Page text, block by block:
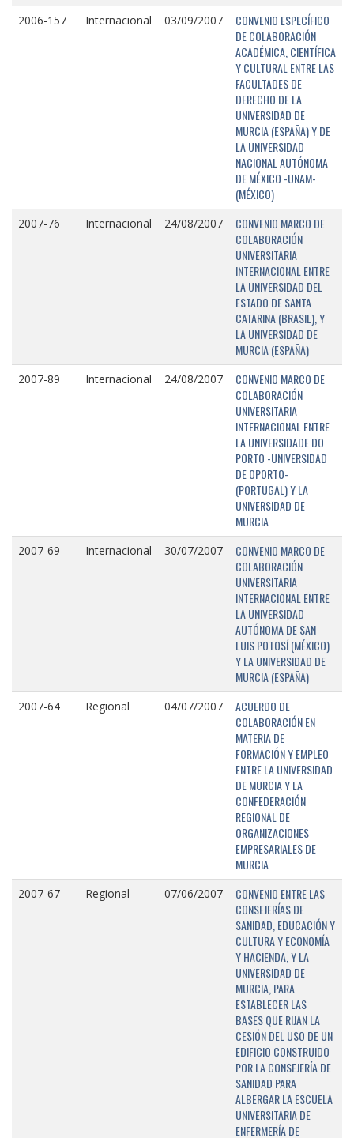
2006-157 Internacional 03/09/2007
CONVENIO ESPECÍFICO
DE COLABORACIÓN
ACADÉMICA, CIENTÍFICA
Y CULTURAL ENTRE LAS
FACULTADES DE
DERECHO DE LA
UNIVERSIDAD DE
MURCIA (ESPAÑA) Y DE
LA UNIVERSIDAD
NACIONAL AUTÓNOMA
DE MÉXICO -UNAM-
(MÉXICO)
2007-76 Internacional 24/08/2007
CONVENIO MARCO DE
COLABORACIÓN
UNIVERSITARIA
INTERNACIONAL ENTRE
LA UNIVERSIDAD DEL
ESTADO DE SANTA
CATARINA (BRASIL), Y
LA UNIVERSIDAD DE
MURCIA (ESPAÑA)
2007-89 Internacional 24/08/2007
CONVENIO MARCO DE
COLABORACIÓN
UNIVERSITARIA
INTERNACIONAL ENTRE
LA UNIVERSIDADE DO
PORTO -UNIVERSIDAD
DE OPORTO-
(PORTUGAL) Y LA
UNIVERSIDAD DE
MURCIA
2007-69 Internacional 30/07/2007
CONVENIO MARCO DE
COLABORACIÓN
UNIVERSITARIA
INTERNACIONAL ENTRE
LA UNIVERSIDAD
AUTÓNOMA DE SAN
LUIS POTOSÍ (MÉXICO)
Y LA UNIVERSIDAD DE
MURCIA (ESPAÑA)
2007-64 Regional 04/07/2007
ACUERDO DE
COLABORACIÓN EN
MATERIA DE
FORMACIÓN Y EMPLEO
ENTRE LA UNIVERSIDAD
DE MURCIA Y LA
CONFEDERACIÓN
REGIONAL DE
ORGANIZACIONES
EMPRESARIALES DE
MURCIA
2007-67 Regional 07/06/2007
CONVENIO ENTRE LAS
CONSEJERÍAS DE
SANIDAD, EDUCACIÓN Y
CULTURA Y ECONOMÍA
Y HACIENDA, Y LA
UNIVERSIDAD DE
MURCIA, PARA
ESTABLECER LAS
BASES QUE RIJAN LA
CESIÓN DEL USO DE UN
EDIFICIO CONSTRUIDO
POR LA CONSEJERÍA DE
SANIDAD PARA
ALBERGAR LA ESCUELA
UNIVERSITARIA DE
ENFERMERÍA DE